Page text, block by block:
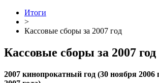
Итоги
>
Кассовые сборы за 2007 год
Кассовые сборы за 2007 год
2007 кинопрокатный год (30 ноября 2006